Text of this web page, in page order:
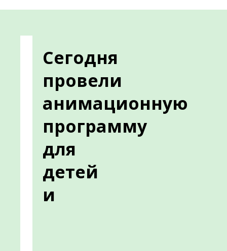
Сегодня
провели
анимационную
программу
для
детей
и